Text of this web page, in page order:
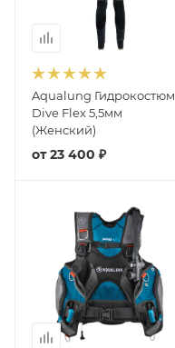
Aqualung Гидрокостюм
Dive Flex 5,5мм
(Женский)
от23 400 ₽